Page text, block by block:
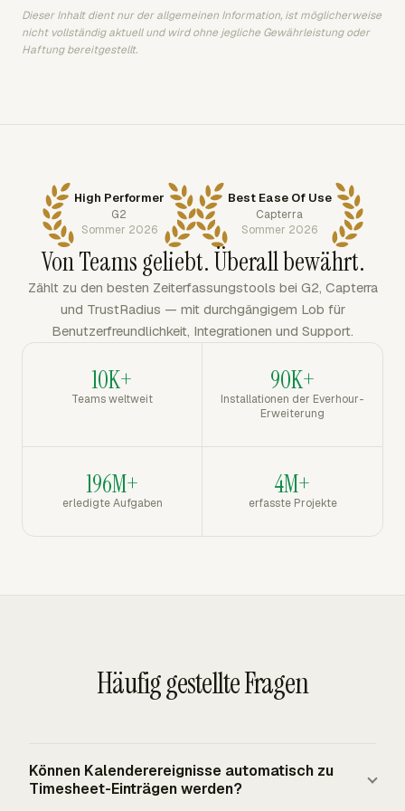
Dieser Inhalt dient nur der allgemeinen Information, ist möglicherweise
nicht vollständig aktuell und wird ohne jegliche Gewährleistung oder
Haftung bereitgestellt.
High Performer
G2
Sommer 2026
Best Ease Of Use
Capterra
Sommer 2026
Von Teams geliebt. Überall bewährt.
Zählt zu den besten Zeiterfassungstools bei G2, Capterra
und TrustRadius — mit durchgängigem Lob für
Benutzerfreundlichkeit, Integrationen und Support.
10K+
Teams weltweit
90K+
Installationen der Everhour-
Erweiterung
196M+
erledigte Aufgaben
4M+
erfasste Projekte
Häufig gestellte Fragen
Können Kalenderereignisse automatisch zu
Timesheet-Einträgen werden?